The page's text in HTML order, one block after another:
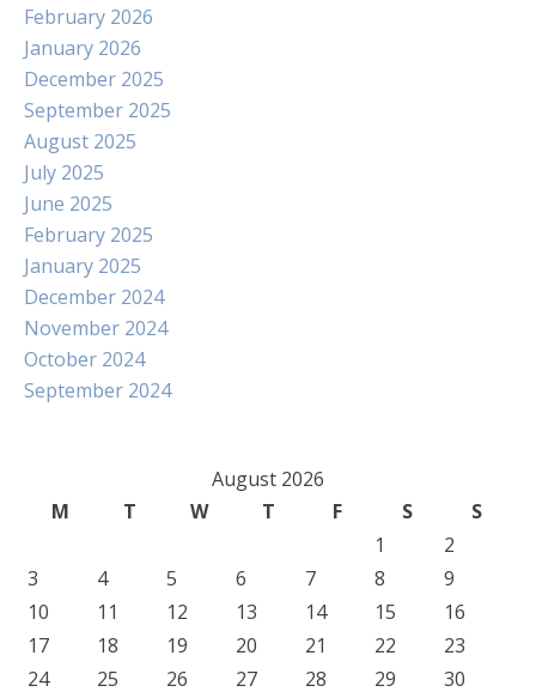
February 2026
January 2026
December 2025
September 2025
August 2025
July 2025
June 2025
February 2025
January 2025
December 2024
November 2024
October 2024
September 2024
August 2026
M
T W T F S
S
1
2
3
4 5 6 7 8
9
10
11 12 13 14 15
16
17
18 19 20 21 22
23
24
25 26 27 28 29
30